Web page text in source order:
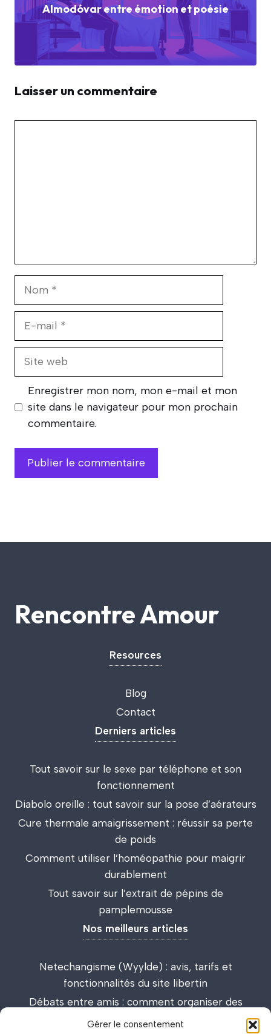
Gérer le consentement
Almodóvar entre émotion et poésie
Laisser un commentaire
Enregistrer mon nom, mon e-mail et mon
site dans le navigateur pour mon prochain
commentaire.
Rencontre Amour
Resources
Blog
Contact
Derniers articles
Tout savoir sur le sexe par téléphone et son
fonctionnement
Diabolo oreille : tout savoir sur la pose d’aérateurs
Cure thermale amaigrissement : réussir sa perte
de poids
Comment utiliser l’homéopathie pour maigrir
durablement
Tout savoir sur l’extrait de pépins de
pamplemousse
Nos meilleurs articles
Netechangisme (Wyylde) : avis, tarifs et
fonctionnalités du site libertin
Débats entre amis : comment organiser des
discussions passionnantes et enrichissantes